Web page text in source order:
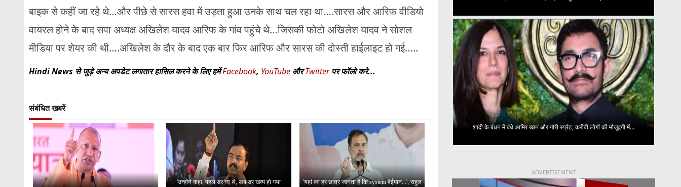
बाइक से कहीं जा रहे थे…और पीछे से सारस हवा में उड़ता हुआ उनके साथ चल रहा था….सारस और आरिफ वीडियो
वायरल होने के बाद सपा अध्यक्ष अखिलेश यादव आरिफ के गांव पहुंचे थे…जिसकी फोटो अखिलेश यादव ने सोशल
मीडिया पर शेयर की थी….अखिलेश के दौर के बाद एक बार फिर आरिफ और सारस की दोस्ती हाईलाइट हो गई…..
Hindi News से जुड़े अन्य अपडेट लगातार हासिल करने के लिए हमेंFacebook, YouTube औरTwitterपर फॉलो करे...
संबंधित खबरें
'उन्होंने कहा, पहले डर गए थे, अब डर खत्म हो गया
'यहां का हर छात्र जानता है कि system बेईमान...', राहुल
शादी के बंधन में बंधे आमिर खान और गौरी स्प्रैट, करीबी लोगों की मौजूदगी में...
ADVERTISEMENT